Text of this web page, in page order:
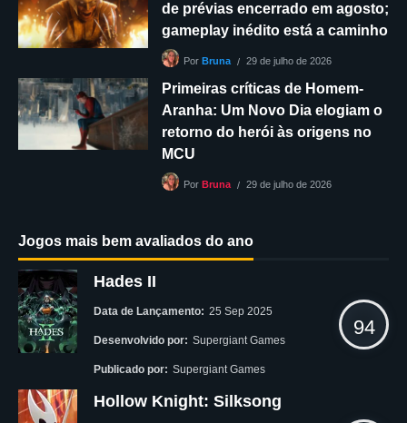
de prévias encerrado em agosto;
gameplay inédito está a caminho
Por Bruna 29 de julho de 2026
Primeiras críticas de Homem-
Aranha: Um Novo Dia elogiam o
retorno do herói às origens no
MCU
Por Bruna 29 de julho de 2026
Jogos mais bem avaliados do ano
Hades II
Data de Lançamento: 25 Sep 2025
Desenvolvido por: Supergiant Games
Publicado por: Supergiant Games
94
Hollow Knight: Silksong